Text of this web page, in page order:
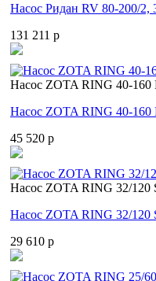
Насос Ридан RV 80-200/2,
131 211 p
Насос ZOTA RING 40-160
Насос ZOTA RING 40-160
45 520 p
Насос ZOTA RING 32/120
Насос ZOTA RING 32/120
29 610 p